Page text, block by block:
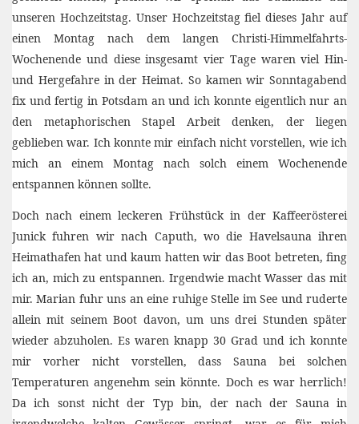
unseren Hochzeitstag. Unser Hochzeitstag fiel dieses Jahr auf
einen Montag nach dem langen Christi-Himmelfahrts-
Wochenende und diese insgesamt vier Tage waren viel Hin-
und Hergefahre in der Heimat. So kamen wir Sonntagabend
fix und fertig in Potsdam an und ich konnte eigentlich nur an
den metaphorischen Stapel Arbeit denken, der liegen
geblieben war. Ich konnte mir einfach nicht vorstellen, wie ich
mich an einem Montag nach solch einem Wochenende
entspannen können sollte.
Doch nach einem leckeren Frühstück in der Kaffeerösterei
Junick fuhren wir nach Caputh, wo die Havelsauna ihren
Heimathafen hat und kaum hatten wir das Boot betreten, fing
ich an, mich zu entspannen. Irgendwie macht Wasser das mit
mir. Marian fuhr uns an eine ruhige Stelle im See und ruderte
allein mit seinem Boot davon, um uns drei Stunden später
wieder abzuholen. Es waren knapp 30 Grad und ich konnte
mir vorher nicht vorstellen, dass Sauna bei solchen
Temperaturen angenehm sein könnte. Doch es war herrlich!
Da ich sonst nicht der Typ bin, der nach der Sauna in